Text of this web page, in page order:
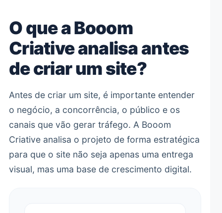
O que a Booom
Criative analisa antes
de criar um site?
Antes de criar um site, é importante entender
o negócio, a concorrência, o público e os
canais que vão gerar tráfego. A Booom
Criative analisa o projeto de forma estratégica
para que o site não seja apenas uma entrega
visual, mas uma base de crescimento digital.